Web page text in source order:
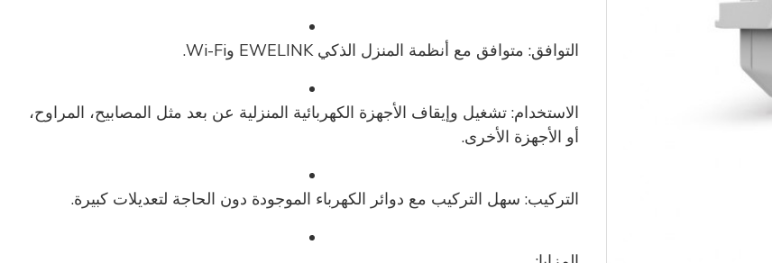
التوافق: متوافق مع أنظمة المنزل الذكي EWELINK وWi-Fi.
الاستخدام: تشغيل وإيقاف الأجهزة الكهربائية المنزلية عن بعد مثل المصابيح، المراوح،
أو الأجهزة الأخرى.
التركيب: سهل التركيب مع دوائر الكهرباء الموجودة دون الحاجة لتعديلات كبيرة.